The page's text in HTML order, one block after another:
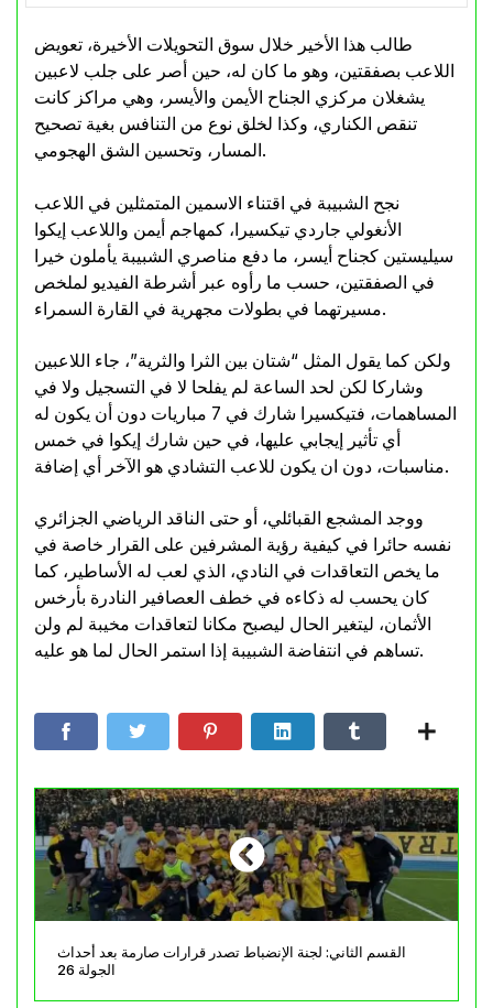
طالب هذا الأخير خلال سوق التحويلات الأخيرة، تعويض
اللاعب بصفقتين، وهو ما كان له، حين أصر على جلب لاعبين
يشغلان مركزي الجناح الأيمن والأيسر، وهي مراكز كانت
تنقص الكناري، وكذا لخلق نوع من التنافس بغية تصحيح
المسار، وتحسين الشق الهجومي.
نجح الشبيبة في اقتناء الاسمين المتمثلين في اللاعب
الأنغولي جاردي تيكسيرا، كمهاجم أيمن واللاعب إيكوا
سيليستين كجناح أيسر، ما دفع مناصري الشبيبة يأملون خيرا
في الصفقتين، حسب ما رأوه عبر أشرطة الفيديو لملخص
مسيرتهما في بطولات مجهرية في القارة السمراء.
ولكن كما يقول المثل “شتان بين الثرا والثرية”، جاء اللاعبين
وشاركا لكن لحد الساعة لم يفلحا لا في التسجيل ولا في
المساهمات، فتيكسيرا شارك في 7 مباريات دون أن يكون له
أي تأثير إيجابي عليها، في حين شارك إيكوا في خمس
مناسبات، دون ان يكون للاعب التشادي هو الآخر أي إضافة.
ووجد المشجع القبائلي، أو حتى الناقد الرياضي الجزائري
نفسه حائرا في كيفية رؤية المشرفين على القرار خاصة في
ما يخص التعاقدات في النادي، الذي لعب له الأساطير، كما
كان يحسب له ذكاءه في خطف العصافير النادرة بأرخس
الأثمان، ليتغير الحال ليصبح مكانا لتعاقدات مخيبة لم ولن
تساهم في انتفاضة الشبيبة إذا استمر الحال لما هو عليه.
القسم الثاني: لجنة الإنضباط تصدر قرارات صارمة بعد أحداث
الجولة 26